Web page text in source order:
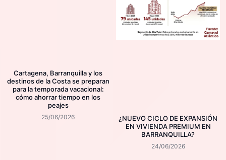
Cartagena, Barranquilla y los
destinos de la Costa se preparan
para la temporada vacacional:
cómo ahorrar tiempo en los
peajes
25/06/2026
¿NUEVO CICLO DE EXPANSIÓN
EN VIVIENDA PREMIUM EN
BARRANQUILLA?
24/06/2026